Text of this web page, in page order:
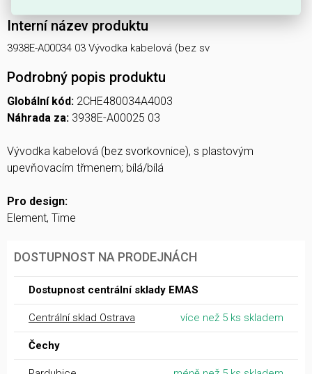
Interní název produktu
3938E-A00034 03 Vývodka kabelová (bez sv
Podrobný popis produktu
Globální kód: 2CHE480034A4003
Náhrada za: 3938E-A00025 03
Vývodka kabelová (bez svorkovnice), s plastovým
upevňovacím třmenem; bílá/bílá
Pro design:
Element, Time
DOSTUPNOST NA PRODEJNÁCH
Dostupnost centrální sklady EMAS
Centrální sklad Ostrava více než 5 ks skladem
Čechy